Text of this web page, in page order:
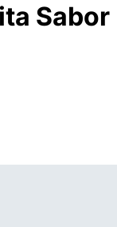
Sabor